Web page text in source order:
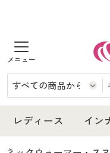
商品を探す
レディース
レディースファッション
インナー・下着
インナー・下着通販すべ
メンズ
レディース イン